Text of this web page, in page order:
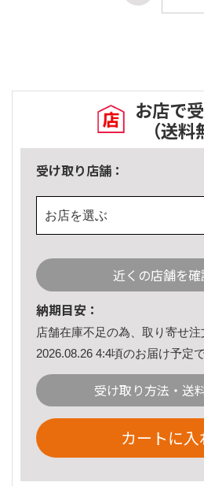
お店で
（送料
受け取り店舗：
お店を選ぶ
近くの店舗を確
納期目安：
店舗在庫不足の為、取り寄せ注
2026.08.26 4:4頃のお届け予定で
受け取り方法・送
カートに入